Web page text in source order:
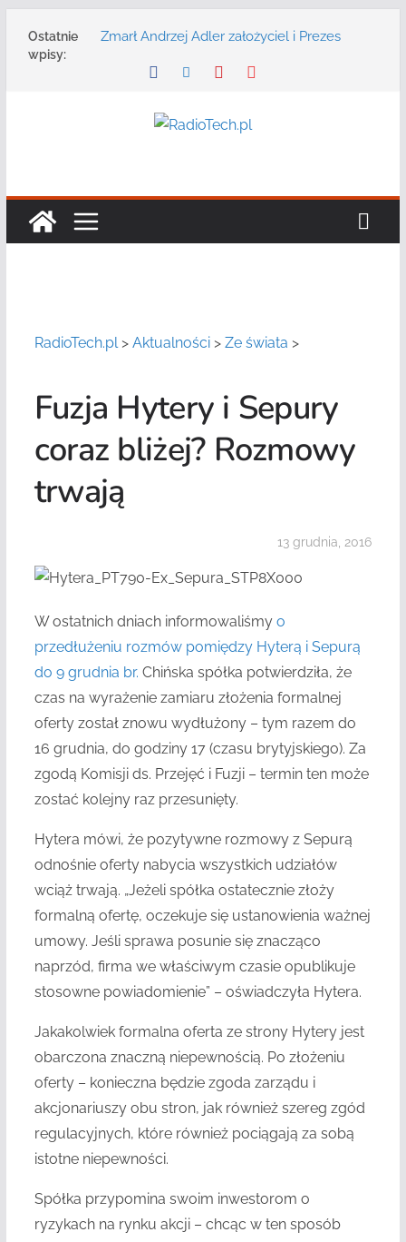
Ostatnie
wpisy:
Zmarł Andrzej Adler założyciel i Prezes
Radmor – największy polski producent
DGT wraz z partnerami zaprasza na
konferencję: „Bezpieczeństwo,
bezpieczeństwa publicznego usługę
RadioTech.pl> Aktualności> Ze świata >
Fuzja Hytery i Sepury
coraz bliżej? Rozmowy
trwają
13 grudnia, 2016
W ostatnich dniach informowaliśmy o
przedłużeniu rozmów pomiędzy Hyterą i Sepurą
do 9 grudnia br. Chińska spółka potwierdziła, że
czas na wyrażenie zamiaru złożenia formalnej
oferty został znowu wydłużony – tym razem do
16 grudnia, do godziny 17 (czasu brytyjskiego). Za
zgodą Komisji ds. Przejęć i Fuzji – termin ten może
zostać kolejny raz przesunięty.
Hytera mówi, że pozytywne rozmowy z Sepurą
odnośnie oferty nabycia wszystkich udziałów
wciąż trwają. „Jeżeli spółka ostatecznie złoży
formalną ofertę, oczekuje się ustanowienia ważnej
umowy. Jeśli sprawa posunie się znacząco
naprzód, firma we właściwym czasie opublikuje
stosowne powiadomienie” – oświadczyła Hytera.
Jakakolwiek formalna oferta ze strony Hytery jest
obarczona znaczną niepewnością. Po złożeniu
oferty – konieczna będzie zgoda zarządu i
akcjonariuszy obu stron, jak również szereg zgód
regulacyjnych, które również pociągają za sobą
istotne niepewności.
Spółka przypomina swoim inwestorom o
ryzykach na rynku akcji – chcąc w ten sposób